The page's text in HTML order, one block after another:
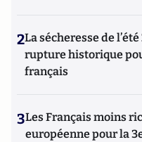
2La sécheresse de
rupture historique
français
3Les Français moins
européenne pour la